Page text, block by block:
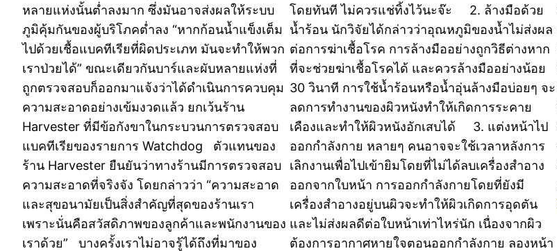
หลายแห่งนั้นต่ำลงมาก ซึ่งมันอาจส่งผลให้ระบบ
ภูมิคุ้มกันของผู้บริโภคต่ำลง “หากก้อนน้ำแข็งเต็ม
ไปด้วยเชื้อแบคทีเรียที่ผิดประเภท มันจะทำให้พวก
เราป่วยได้” ขณะเดียวกันบาร์และผับหลายแห่งที่
ถูกตรวจสอบก็ออกมาแจ้งว่าได้ดำเนินการควบคุม
ความสะอาดอย่างเข้มงวดแล้ว ยกเว้นร้าน
Harvester ที่มีข้อกังขาในกระบวนการตรวจสอบ
แบคทีเรียของรายการ Watchdog ตัวแทนของ
ร้าน Harvester ยืนยันว่าทางร้านมีการตรวจสอบ
ความสะอาดที่จริงจัง โดยกล่าวว่า “ความสะอาด
และสุขอนามัยเป็นสิ่งสำคัญที่สุดของร้านเรา
เพราะนั่นคือสวัสดิภาพของลูกค้าและพนักงานของ
เราด้วย” บางครั้งเราไม่อาจรู้ได้ถึงที่มาของ
โดยทันที ไม่ควรแช่ทิ้งไว้นะจ๊ะ 2. ล้างมือด้วย
น้ำร้อน นักวิจัยได้กล่าวว่าอุณหภูมิของน้ำไม่ส่งผล
ต่อการฆ่าเชื้อโรค การล้างมืออย่างถูกวิธีต่างหาก
ที่จะช่วยฆ่าเชื้อโรคได้ และควรล้างมืออย่างน้อย
30 วินาที การใช้น้ำร้อนหรือน้ำอุ่นล้างมือบ่อยๆ จะ
ลดการทำงานของผิวหนังทำให้เกิดการระคาย
เคืองและทำให้ผิวหนังอักเสบได้ 3. แต่งหน้าไป
ออกกำลังกาย หลายๆ คนอาจจะใช้เวลาหลังการ
เลิกงานเพื่อไปเข้ายิมโดยที่ไม่ได้ลบเครื่องสำอาง
ออกจากใบหน้า การออกกำลังกายโดยที่ยังมี
เครื่องสำอางอยู่บนผิวจะทำให้ผิวเกิดการอุดตัน
และไม่ส่งผลดีต่อใบหน้าเท่าไหร่นัก เนื่องจากผิว
ต้องการอากาศหายใจตอนออกกำลังกาย ลองหน้า